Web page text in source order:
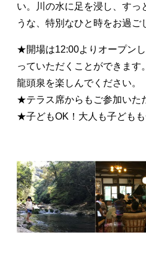
い。川の水に足を浸し、すっ
うな、特別なひと時をお過ご
★開場は12:00よりオープン
っていただくことができます
龍頭泉を楽しんでください。
★テラス席からもご参加いた
★子どもOK！大人も子どもも